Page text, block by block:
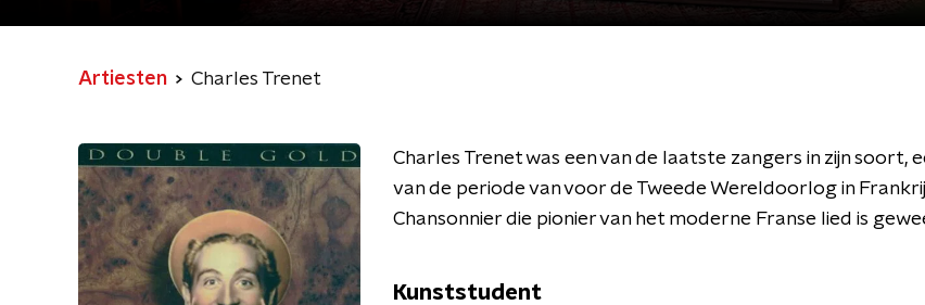
Artiesten Charles Trenet
Charles Trenet was een van de laatste zangers in zijn soort,
van de periode van voor de Tweede Wereldoorlog in
Chansonnier die pionier van het moderne Franse lied is
Kunststudent